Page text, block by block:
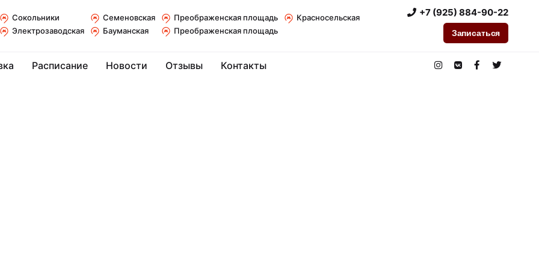
Сокольники
Электрозаводская
Семеновская
Бауманская
Преображенская площадь
Преображенская площадь
Красносельская +7 (925) 884-90-22
Записаться
Расписание Новости Отзывы Контакты